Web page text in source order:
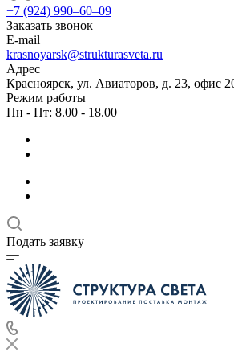
+7 (924) 990‒60‒09
Заказать звонок
E-mail
krasnoyarsk@strukturasveta.ru
Адрес
Красноярск, ул. Авиаторов, д. 23, офис
Режим работы
Пн - Пт: 8.00 - 18.00
Подать заявку